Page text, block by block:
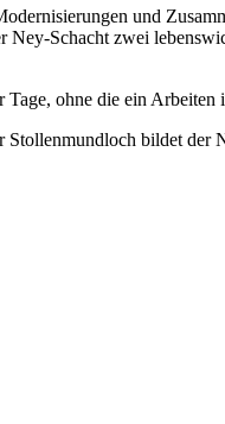
und
Ney-Schacht zwei
ohne die ein
bildet der